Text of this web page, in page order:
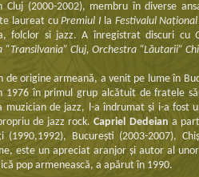
Cluj (2000-2002), membru în diverse
laureat cuPremiul I la Festivalul
folclor si jazz. A înregistrat discuri cu
Cluj, Orchestra “Lăutarii”
de origine armeană, a venit pe lume în
în primul grup alcătuit de fratele
muzician de jazz, l-a îndrumat şi i-a
de jazz rock.Capriel Dedeian a
(1990,1992), Bucureşti (2003-2007),
este un apreciat aranjor şi autor al
pop armenească, a apărut în 1990.